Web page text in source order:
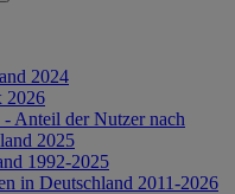
2024
2026
Anteil der Nutzer nach
2025
1992-2025
in Deutschland 2011-2026